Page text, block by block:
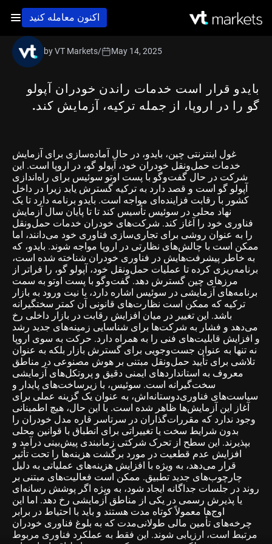
اکنون معامله کنید
بایدو قرار است خدمات راندن خودران آپولو
گو را در اروپا، از جمله ترکیه، آزمایش کند.
by VT Markets/ May 14, 2025
غول اینترنتی چین، بایدو، در حال آماده‌سازی برای آزمایش
خدمات حمل‌ونقل خودران خود، آپولو گو، در اروپا است. این
شرکت در حال گفت‌وگو با پست اوتو سوئیس برای راه‌اندازی
آپولو گو است و قصد دارد به ترکیه گسترش یابد زیرا در داخل
کشور با رقابت فزاینده‌ای مواجه است. بایدو برنامه دارد تا یک
نهاد محلی در سوئیس تأسیس کند تا تا پایان سال آزمایش
فناوری خود را آغاز کند. شرکت‌های خودران خدمات حمل‌ونقل
را به عنوان روشی برای تجاری‌سازی فناوری خود می‌دانند، اما
ممکن است با چالش‌های نظارتی در اروپا مواجه شوند. بایدو، که
به خاطر پیشرفت‌هایش در فناوری خودران شناخته شده است،
برنامه‌ریزی کرده تا عملیات حمل‌ونقل خود، آپولو گو، را فراتر از
مرزهای چین گسترش دهد. گفت‌وگو با پست اوتو به سمت
برنامه‌های آزمایشی در سوئیس اشاره دارد، با نیت ورود به بازار
ترکیه که ممکن است نظارت‌های قانونی آن کمتر سختگیرانه
باشد. این تغییر در میان افزایش رقابت در بازار داخلی رخ
می‌دهد و فشار به شرکت‌ها برای شناسایی زمینه‌های جدید رشد
و افزایش قابلیت‌های فنی را به همراه دارد. حرکت به سوی اروپا
نه تنها به عنوان جست‌وجویی برای گسترش بازار بلکه به عنوان
تلاشی برای تأیید حمل‌ونقل مبتنی بر هوش مصنوعی در مناطق
معروف به استانداردهای ایمنی دقیق و پروتکل‌های آزمایشی
سخت‌گیرانه است. سوئیس، با زیرساخت‌های پایدار و
سیاست‌های فناوری‌دوستانه‌اش، به عنوان یک گزینه عملی برای
آغاز این آزمایش‌ها ظاهر شده است. با این حال، هیچ اطمینانی
وجود ندارد که مقررات‌گذاران در سرتاسر قاره مدل خودران را
بدون شرایط سخت یا تغییراتی برای انطباق با قوانین محلی
بپذیرند. این سطح از تحرک شرکتی زمانبندی پیش‌بینی درآمد و
افزایش عدم قطعیت در مورد برگشت هزینه‌ها را تحت تأثیر
قرار می‌دهد، به ویژه با افزایش هزینه‌های عملیاتی به دلیل
چارچوب‌های جدید تطبیق. ممکن است فعالیت‌های مبتنی بر
روند در جلسات جداگانه ایجاد شود، به ویژه اگر پوشش رسانه‌ای
یا پذیرش رسمی در یکی از مناطق آزمایشی رخ دهد. اما این
اوج‌ها معمولاً کوتاه مدت هستند و باید با احتیاط در برابر
چرخه‌های تأمین مالی طولانی‌مدت که به بلوغ فناوری خودران
مرتبط است، ارزیابی شوند. این فقط به عملکرد فناوری مربوط